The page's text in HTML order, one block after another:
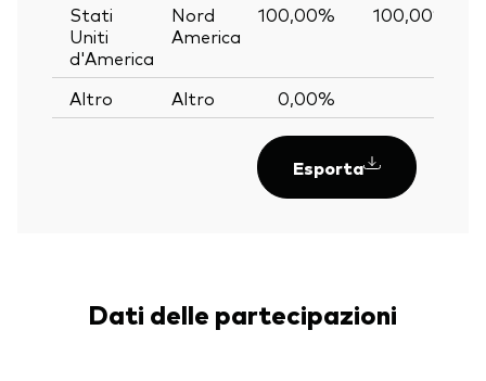
Stati
Uniti
d'America
Nord
America
100,00% 100,00%
Altro Altro 0,00%
Esporta
Dati delle partecipazioni